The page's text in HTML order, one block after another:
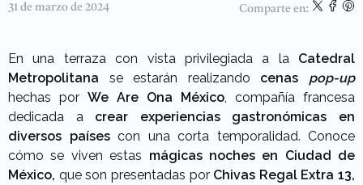
31 de marzo de 2024 Comparte en:
En una terraza con vista privilegiada a la Catedral
Metropolitana se estarán realizando cenas pop-up
hechas por We Are Ona México , compañía francesa
dedicada a crear experiencias gastronómicas en
diversos paísescon una corta temporalidad. Conoce
cómo se viven estas mágicas noches en Ciudad de
México, que son presentadas por Chivas Regal Extra 13,